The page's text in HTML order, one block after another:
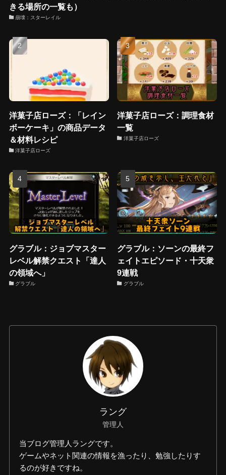
きる場所の一覧も）
崩壊：スターレイル
洋菓子店ローズ：「レイン
ボーケーキ」の商品データ
＆材料レシピ
洋菓子店ローズ
洋菓子店ローズ：調理食材
一覧
洋菓子店ローズ
グラブル：ジョブマスター
レベル解禁クエスト「達人
の領域へ」
グラブル
グラブル：ソーンの最終フ
ェイトエピソード・十天衆
9連戦
グラブル
ラング
管理人
当ブログ管理人ラングです。
ゲームやネット関連の情報を漁ったり、勉強したりす
るのが好きですね。